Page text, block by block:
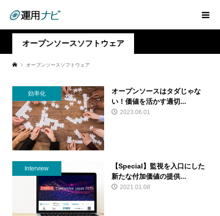
オープンソースソフトウェア
オープンソースソフトウェア
効率化
オープンソースはタダじゃな
い！価値を活かす適切...
2023.06.01
Interview
【Special】監視を入口にした
新たな付加価値の提供...
2021.01.08